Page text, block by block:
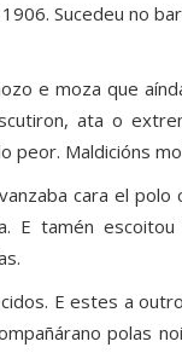
Sucedeu no
e moza que
ata o
peor. Maldicións
cara el polo
E tamén
E estes a
polas